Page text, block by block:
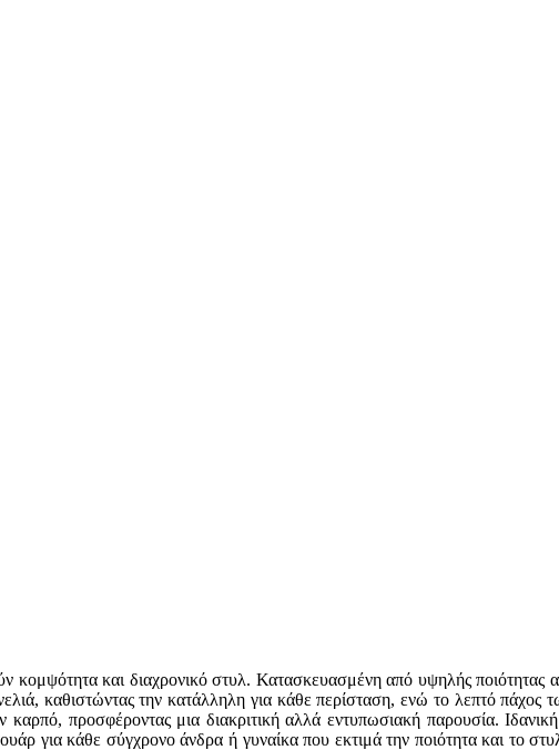
κομψότητα και διαχρονικό στυλ. Κατασκευασμένη από υψηλής ποιότητας
καθιστώντας την κατάλληλη για κάθε περίσταση, ενώ το λεπτό
προσφέροντας μια διακριτική αλλά εντυπωσιακή παρουσία.
για κάθε σύγχρονο άνδρα ή γυναίκα που εκτιμά την ποιότητα και το